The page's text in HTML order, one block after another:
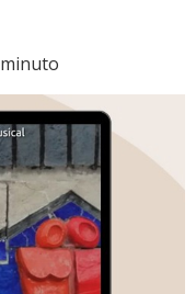
minuto